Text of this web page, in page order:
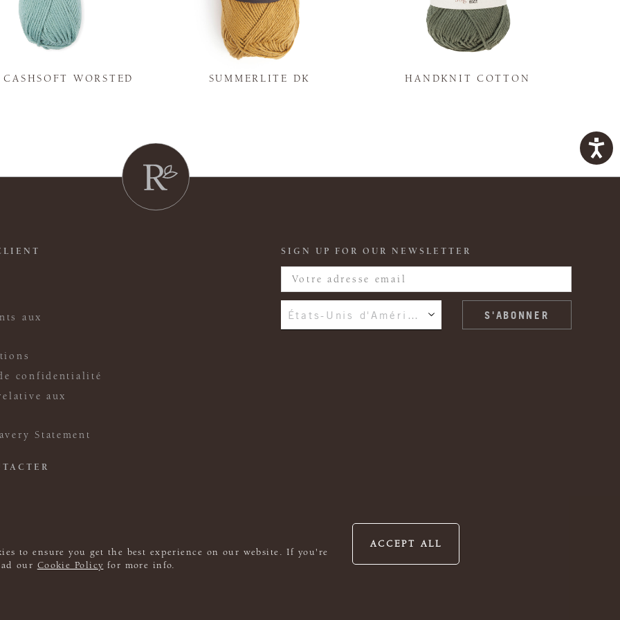
to ensure you get the best experience on our website. If you're
our Cookie Policy for more info.
ACCEPT ALL
CASHSOFT WORSTED SUMMERLITE DK HANDKNIT COTTON
aux
confidentialité
aux
Statement
SIGN UP FOR OUR NEWSLETTER
États-Unis d'Amérique